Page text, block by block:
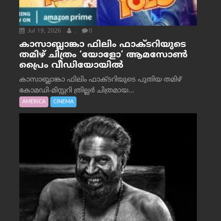
Jul 19, 2026 . 0
കാസാബ്ലാങ്കാ ഫിലിം ഫാക്ടറിയുടെ
തമിഴ് ചിത്രം ‘യോളോ’ ആമസോൺ
പ്രൈം വീഡിയോയിൽ
കാസാബ്ലാങ്കാ ഫിലിം ഫാക്ടറിയുടെ പുതിയ തമിഴ്
കോമഡി-മിസ്റ്ററി ത്രില്ലർ ചിത്രമായ...
AMERICA CINEMA